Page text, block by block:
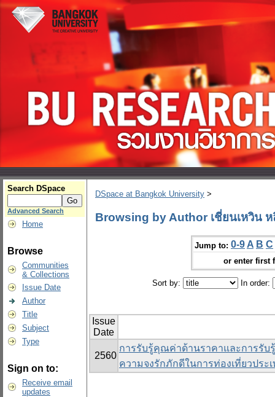
Search DSpace
Advanced Search
Home
Browse
Communities
& Collections
Issue Date
Author
Title
Subject
Type
Sign on to:
Receive email
updates
DSpace at Bangkok University >
Browsing by Author เชี่ยนเหวิน ห
Jump to: 0-9 A B C
or enter first
Sort by: In order:
Issue
Date
2560
การรับรู้คุณค่าด้านราคาและการรับ
ความจงรักภักดีในการท่องเที่ยวประ